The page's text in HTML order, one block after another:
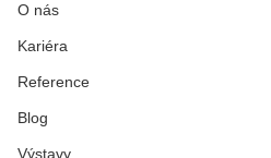
O nás
Kariéra
Reference
Blog
Výstavy